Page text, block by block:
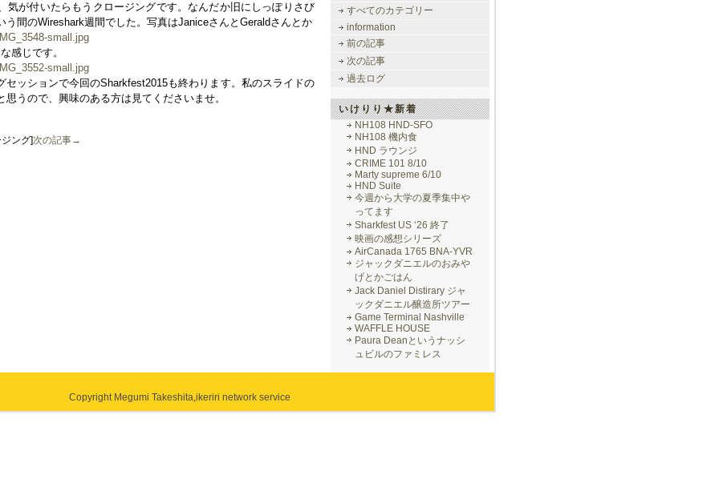
気が付いたらもうクロージングです。なんだか旧にしっぽりさび
う間のWireshark週間でした。写真はJaniceさんとGeraldさんとか
感じです。
セッションで今回のSharkfest2015も終わります。私のスライドの
思うので、興味のある方は見てくださいませ。
ング]次の記事→
すべてのカテゴリー
information
前の記事
次の記事
過去ログ
いけりり★新着
NH108 HND-SFO
NH108 機内食
HND ラウンジ
CRIME 101 8/10
Marty supreme 6/10
HND Suite
今週から大学の夏季集中や
ってます
Sharkfest US ‘26 終了
映画の感想シリーズ
AirCanada 1765 BNA-YVR
ジャックダニエルのおみや
げとかごはん
Jack Daniel Distirary ジャ
ックダニエル醸造所ツアー
Game Terminal Nashville
WAFFLE HOUSE
Paura Deanというナッシ
ュビルのファミレス
Copyright Megumi Takeshita,ikeriri network service